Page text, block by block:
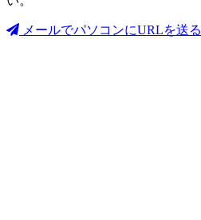
メールでパソコンにURLを送る